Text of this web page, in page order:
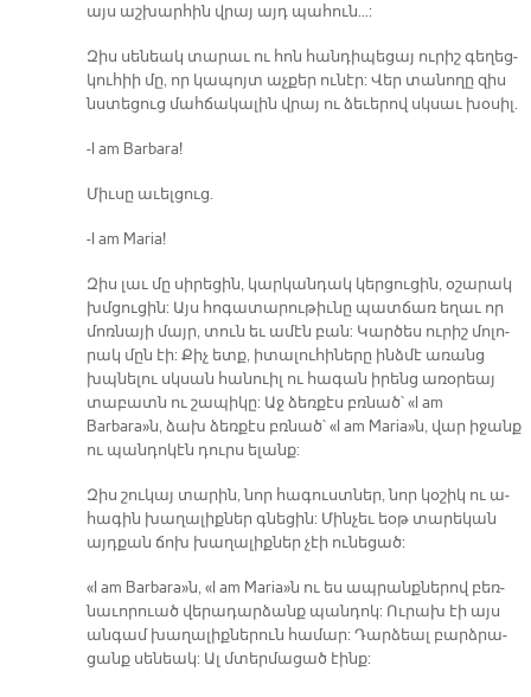
այս աշ­խար­հին վրայ այդ պա­հուն...:
Զիս սե­նեակ տա­րաւ ու հոն հան­դի­պե­ցայ ու­րիշ գե­ղեց­
կու­հիի մը, որ կա­պոյտ աչ­քեր ու­նէր: Վեր տա­նո­ղը զիս
նստե­ցուց մահ­ճա­կա­լին վրայ ու ձե­ւե­րով սկսաւ խօ­սիլ.
-I am Barbara!
Միւ­սը ա­ւել­ցուց.
-I am Maria!
Զիս լաւ մը սի­րե­ցին, կար­կան­դակ կեր­ցու­ցին, օ­շա­րակ
խմցու­ցին: Այս հո­գա­տա­րու­թիւ­նը պատ­ճառ ե­ղաւ որ
մոռ­նա­յի մայր, տուն եւ ա­մէն բան: Կար­ծես ու­րիշ մո­լո­
րակ մըն էի: Քիչ ետք, ի­տա­լու­հի­նե­րը ինձ­մէ ա­ռանց
խպնե­լու սկսան հա­նուիլ ու հա­գան ի­րենց ա­ռօ­րեայ
տա­բատն ու շա­պի­կը: Աջ ձեռ­քէս բռնած՝ «I am
Barbara»ն, ձախ ձեռ­քէս բռնած՝ «I am Maria»ն, վար ի­ջանք
ու պան­դո­կէն դուրս ե­լանք:
Զիս շու­կայ տա­րին, նոր հա­գուստ­ներ, նոր կօ­շիկ ու ա­
հա­գին խա­ղա­լիք­ներ գնե­ցին: Մինչեւ եօթ տա­րե­կան
այդ­քան ճոխ խա­ղա­լիք­ներ չէի ու­նե­ցած:
«I am Barbara»ն, «I am Maria»ն ու ես ապ­րանք­նե­րով բեռ­
նա­ւո­րուած վե­րա­դար­ձանք պան­դոկ: Ու­րախ էի այս
ան­գամ խա­ղա­լիք­նե­րուն հա­մար: Դար­ձեալ բարձ­րա­
ցանք սե­նեակ: Ալ մտեր­մա­ցած էինք: